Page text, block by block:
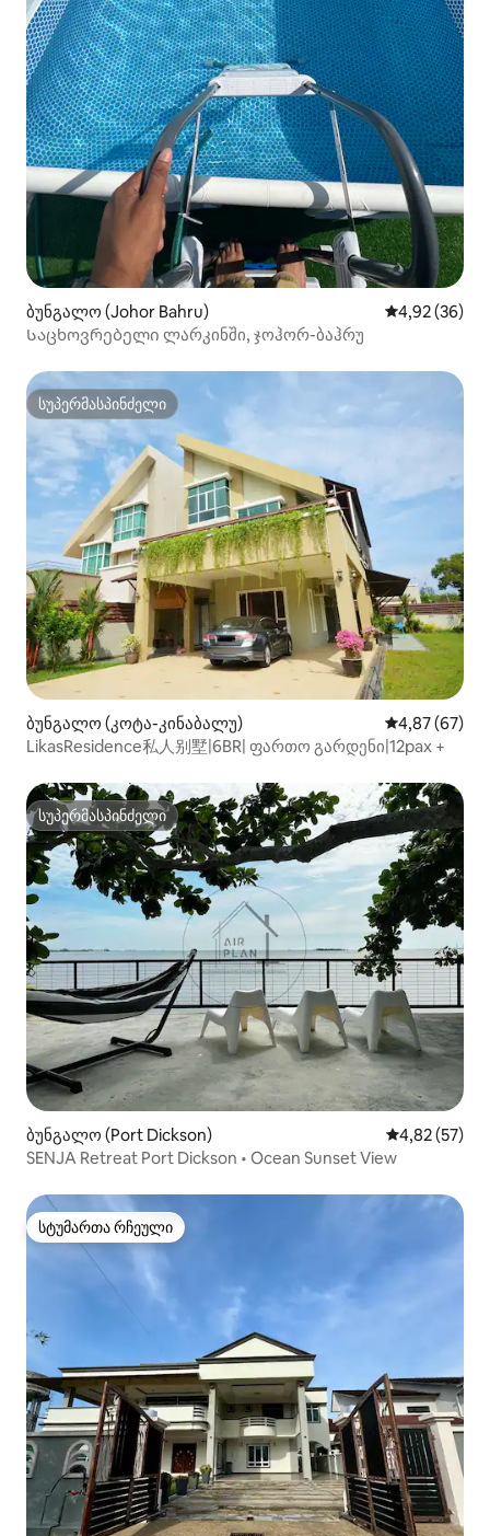
ბუნგალო (Johor Bahru) საშუალო
4,92 (36)
Საცხოვრებელი ლარკინში, ჯოჰორ-ბაჰრუ
სუპერმასპინძელი
სუპერმასპინძელი
ბუნგალო (კოტა-კინაბალუ) საშუალო
4,87 (67)
LikasResidence私人别墅|6BR| ფართო გარდენი|12pax +
სუპერმასპინძელი
სუპერმასპინძელი
ბუნგალო (Port Dickson) საშუალო
4,82 (57)
SENJA Retreat Port Dickson • Ocean Sunset View
სტუმართა რჩეული
სტუმართა რჩეული